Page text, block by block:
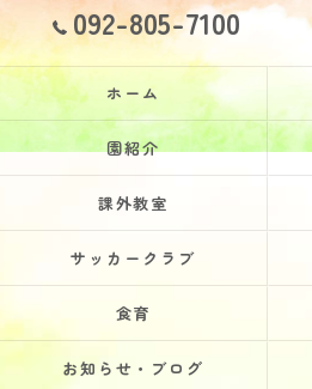
092-805-7100
ホーム
園紹介
課外教室
サッカークラブ
食育
お知らせ・ブログ